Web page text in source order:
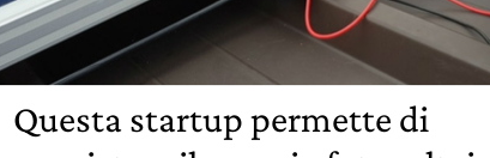
Questa startup permette di